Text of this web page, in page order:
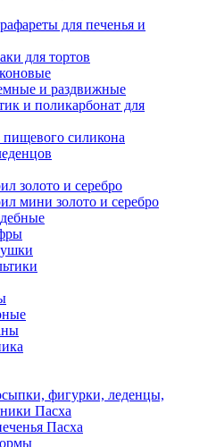
для печенья и
для тортов
и раздвижные
и поликарбонат для
силикона
золото и серебро
мини золото и серебро
фигурки, леденцы,
Пасха
Пасха